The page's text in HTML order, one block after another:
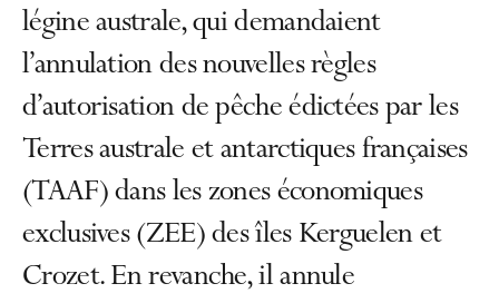
légine australe, qui demandaient
l’annulation des nouvelles règles
d’autorisation de pêche édictées par les
Terres australe et antarctiques françaises
(TAAF) dans les zones économiques
exclusives (ZEE) des îles Kerguelen et
Crozet. En revanche, il annule